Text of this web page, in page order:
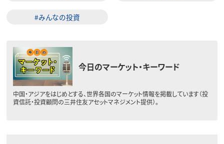
#みんなの投資
今日のマーケット・キーワード
中国・アジアをはじめとする、世界各国のマーケット情報を掲載しています（投
資信託・投資顧問の三井住友アセットマネジメント提供）。